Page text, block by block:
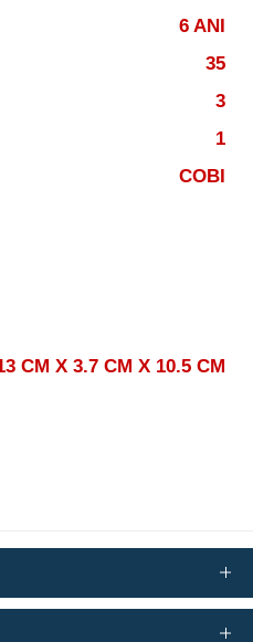
6 ANI
35
3
1
COBI
CM X 3.7 CM X 10.5 CM